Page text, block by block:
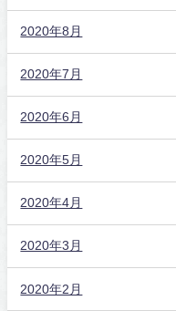
2020年8月
2020年7月
2020年6月
2020年5月
2020年4月
2020年3月
2020年2月